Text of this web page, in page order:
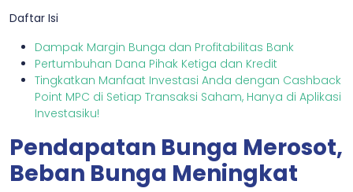
Daftar Isi
Dampak Margin Bunga dan Profitabilitas Bank
Pertumbuhan Dana Pihak Ketiga dan Kredit
Tingkatkan Manfaat Investasi Anda dengan Cashback
Point MPC di Setiap Transaksi Saham, Hanya di Aplikasi
Investasiku!
Pendapatan Bunga Merosot,
Beban Bunga Meningkat